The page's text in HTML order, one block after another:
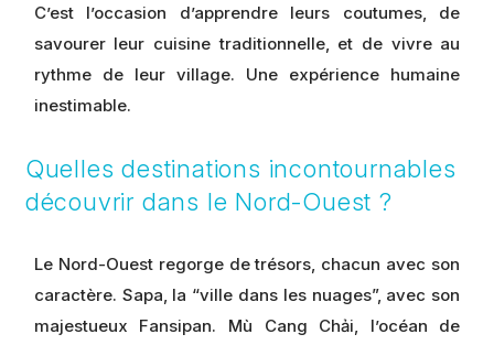
C’est l’occasion d’apprendre leurs coutumes, de
savourer leur cuisine traditionnelle, et de vivre au
rythme de leur village. Une expérience humaine
inestimable.
Quelles destinations incontournables
découvrir dans le Nord-Ouest ?
Le Nord-Ouest regorge de trésors, chacun avec son
caractère. Sapa, la “ville dans les nuages”, avec son
majestueux Fansipan. Mù Cang Chải, l’océan de